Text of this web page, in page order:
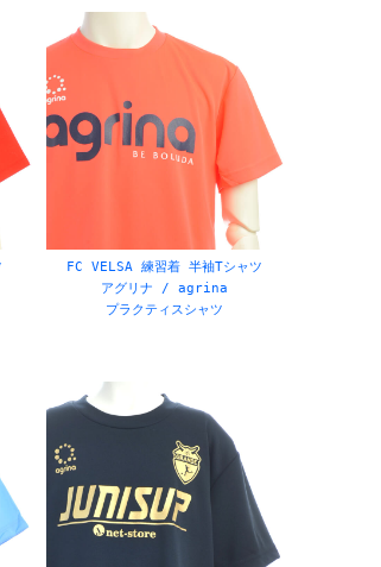
デュエロ / duelo
ュック・バッグ
ウィンドブレーカー
レンジ
グリーン
FC VELSA 練習着 半袖Tシャツ
アグリナ / agrina
プラクティスシャツ